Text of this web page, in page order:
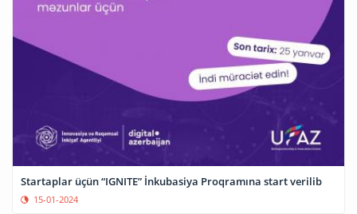
Startaplar üçün “IGNITE” İnkubasiya Proqramına start verilib
15-01-2024